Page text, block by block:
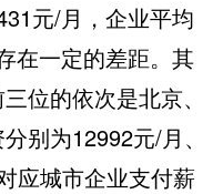
元/月，企业平均
在一定的差距。其
位的依次是北京、
别为12992元/月、
应城市企业支付薪